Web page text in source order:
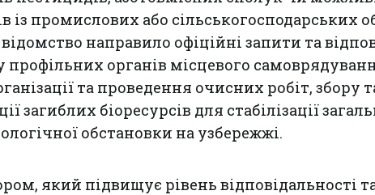
із промислових або сільськогосподарських
направило офіційні запити та
профільних органів місцевого
та проведення очисних робіт, збору
загиблих біоресурсів для стабілізації
обстановки на узбережжі.
який підвищує рівень відповідальності